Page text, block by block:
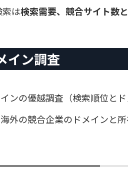
は検索需要、競合サイト数
イン調査
ンの優越調査（検索順位と
外の競合企業のドメインと